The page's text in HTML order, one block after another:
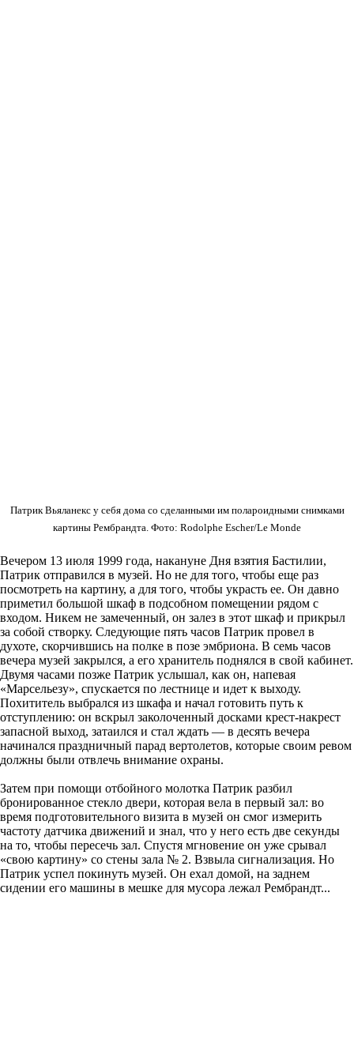
Патрик Вьяланекс у себя дома со сделанными им полароидными снимками
картины Рембрандта. Фото: Rodolphe Escher/Le Monde
Вечером 13 июля 1999 года, накануне Дня взятия Бастилии,
Патрик отправился в музей. Но не для того, чтобы еще раз
посмотреть на картину, а для того, чтобы украсть ее. Он давно
приметил большой шкаф в подсобном помещении рядом с
входом. Никем не замеченный, он залез в этот шкаф и прикрыл
за собой створку. Следующие пять часов Патрик провел в
духоте, скорчившись на полке в позе эмбриона. В семь часов
вечера музей закрылся, а его хранитель поднялся в свой кабинет.
Двумя часами позже Патрик услышал, как он, напевая
«Марсельезу», спускается по лестнице и идет к выходу.
Похититель выбрался из шкафа и начал готовить путь к
отступлению: он вскрыл заколоченный досками крест-накрест
запасной выход, затаился и стал ждать — в десять вечера
начинался праздничный парад вертолетов, которые своим ревом
должны были отвлечь внимание охраны.
Затем при помощи отбойного молотка Патрик разбил
бронированное стекло двери, которая вела в первый зал: во
время подготовительного визита в музей он смог измерить
частоту датчика движений и знал, что у него есть две секунды
на то, чтобы пересечь зал. Спустя мгновение он уже срывал
«свою картину» со стены зала № 2. Взвыла сигнализация. Но
Патрик успел покинуть музей. Он ехал домой, на заднем
сидении его машины в мешке для мусора лежал Рембрандт...